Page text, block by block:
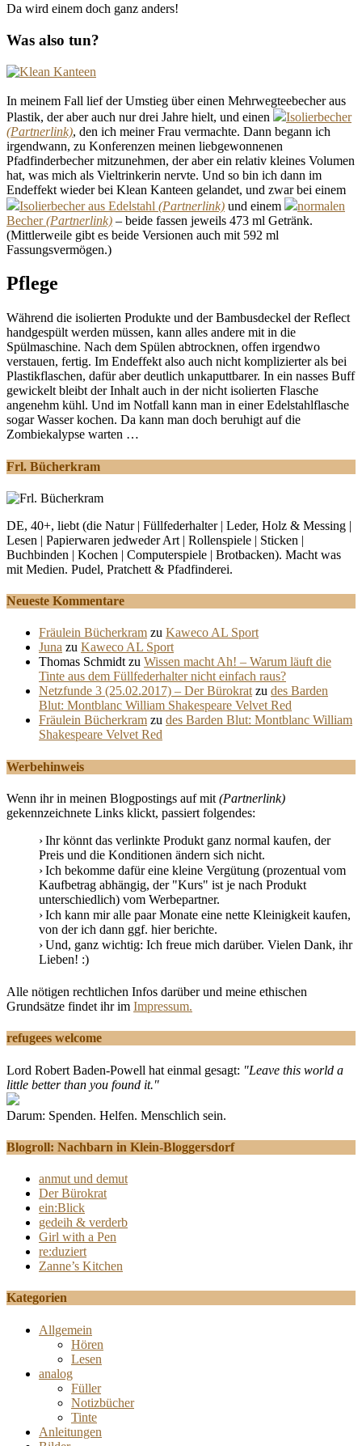
Da wird einem doch ganz anders!
Was also tun?
In meinem Fall lief der Umstieg über einen Mehrwegteebecher aus
Plastik, der aber auch nur drei Jahre hielt, und einen
Isolierbecher
, den ich meiner Frau vermachte. Dann begann ich
irgendwann, zu Konferenzen meinen liebgewonnenen
Pfadfinderbecher mitzunehmen, der aber ein relativ kleines Volumen
hat, was mich als Vieltrinkerin nervte. Und so bin ich dann im
Endeffekt wieder bei Klean Kanteen gelandet, und zwar bei einem
Isolierbecher aus Edelstahl
und einem
normalen
Becher
– beide fassen jeweils 473 ml Getränk.
(Mittlerweile gibt es beide Versionen auch mit 592 ml
Fassungsvermögen.)
Pflege
Während die isolierten Produkte und der Bambusdeckel der Reflect
handgespült werden müssen, kann alles andere mit in die
Spülmaschine. Nach dem Spülen abtrocknen, offen irgendwo
verstauen, fertig. Im Endeffekt also auch nicht komplizierter als bei
Plastikflaschen, dafür aber deutlich unkaputtbarer. In ein nasses Buff
gewickelt bleibt der Inhalt auch in der nicht isolierten Flasche
angenehm kühl. Und im Notfall kann man in einer Edelstahlflasche
sogar Wasser kochen. Da kann man doch beruhigt auf die
Zombiekalypse warten …
Frl. Bücherkram
DE, 40+, liebt (die Natur | Füllfederhalter | Leder, Holz & Messing |
Lesen | Papierwaren jedweder Art | Rollenspiele | Sticken |
Buchbinden | Kochen | Computerspiele | Brotbacken). Macht was
mit Medien. Pudel, Pratchett & Pfadfinderei.
Neueste Kommentare
Fräulein Bücherkram zu Kaweco AL Sport
Juna zu Kaweco AL Sport
Thomas Schmidtzu Wissen macht Ah! – Warum läuft die
Tinte aus dem Füllfederhalter nicht einfach raus?
Netzfunde 3 (25.02.2017) – Der Bürokratzu des Barden
Blut: Montblanc William Shakespeare Velvet Red
Fräulein Bücherkram zu des Barden Blut: Montblanc William
Shakespeare Velvet Red
Werbehinweis
Wenn ihr in meinen Blogpostings auf mit (Partnerlink)
gekennzeichnete Links klickt, passiert folgendes:
Ihr könnt das verlinkte Produkt ganz normal kaufen, der
Preis und die Konditionen ändern sich nicht.
Ich bekomme dafür eine kleine Vergütung (prozentual vom
Kaufbetrag abhängig, der "Kurs" ist je nach Produkt
unterschiedlich) vom Werbepartner.
Ich kann mir alle paar Monate eine nette Kleinigkeit kaufen,
von der ich dann ggf. hier berichte.
Und, ganz wichtig: Ich freue mich darüber. Vielen Dank, ihr
Lieben! :)
Alle nötigen rechtlichen Infos darüber und meine ethischen
Grundsätze findet ihr im Impressum.
refugees welcome
Lord Robert Baden-Powell hat einmal gesagt: "Leave this world a
little better than you found it."
Darum: Spenden. Helfen. Menschlich sein.
Blogroll: Nachbarn in Klein-Bloggersdorf
anmut und demut
Der Bürokrat
ein:Blick
gedeih & verderb
Girl with a Pen
re:duziert
Zanne’s Kitchen
Kategorien
Allgemein
Hören
Lesen
analog
Füller
Notizbücher
Tinte
Anleitungen